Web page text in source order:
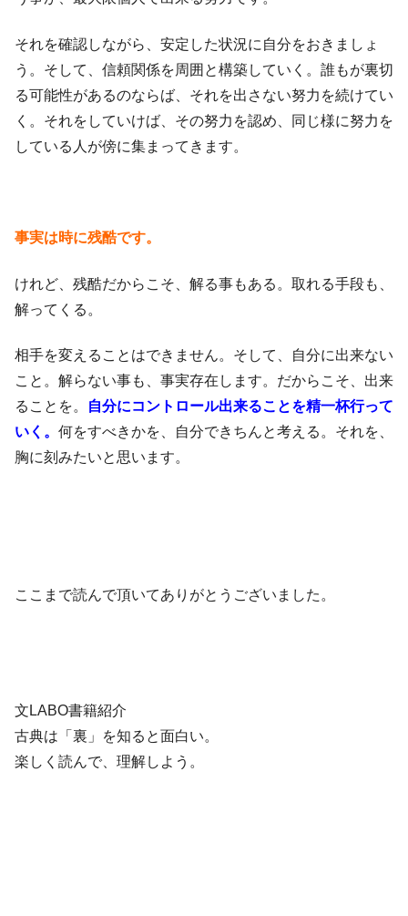
それを確認しながら、安定した状況に自分をおきましょ
う。そして、信頼関係を周囲と構築していく。誰もが裏切
る可能性があるのならば、それを出さない努力を続けてい
く。それをしていけば、その努力を認め、同じ様に努力を
している人が傍に集まってきます。
事実は時に残酷です。
けれど、残酷だからこそ、解る事もある。取れる手段も、
解ってくる。
相手を変えることはできません。そして、自分に出来ない
こと。解らない事も、事実存在します。だからこそ、出来
ることを。
自分にコントロール出来ることを精一杯行って
いく。 何をすべきかを、自分できちんと考える。それを、
胸に刻みたいと思います。
ここまで読んで頂いてありがとうございました。
文LABO書籍紹介
古典は「裏」を知ると面白い。
楽しく読んで、理解しよう。